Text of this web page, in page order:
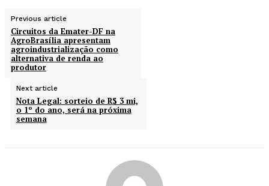
Previous article
Circuitos da Emater-DF na
AgroBrasília apresentam
agroindustrialização como
alternativa de renda ao
produtor
Next article
Nota Legal: sorteio de R$ 3 mi,
o 1º do ano, será na próxima
semana